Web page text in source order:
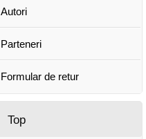
Autori
Parteneri
Formular de retur
Top